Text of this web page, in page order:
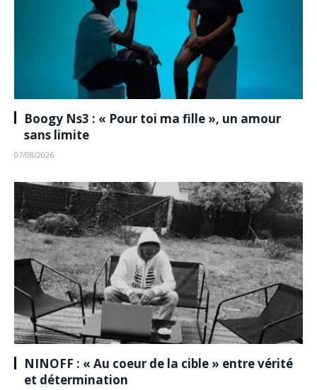
Boogy Ns3 : « Pour toi ma fille », un amour
sans limite
07/08/2026
NINOFF : « Au coeur de la cible » entre vérité
et détermination